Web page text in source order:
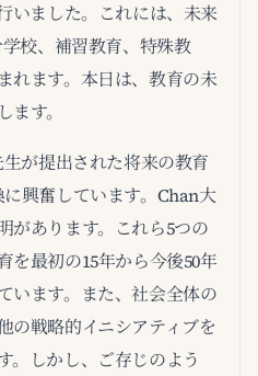
いました。これには、未来
校、補習教育、特殊教
れます。本日は、教育の未
す。
が提出された将来の教育
興奮しています。Chan大
があります。これら5つの
を最初の15年から今後50年
います。また、社会全体の
の戦略的イニシアティブを
。しかし、ご存じのよう